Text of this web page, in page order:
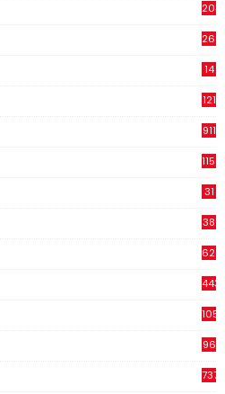
269
14
121
911
1150
31
38
622
443
1057
96
7376